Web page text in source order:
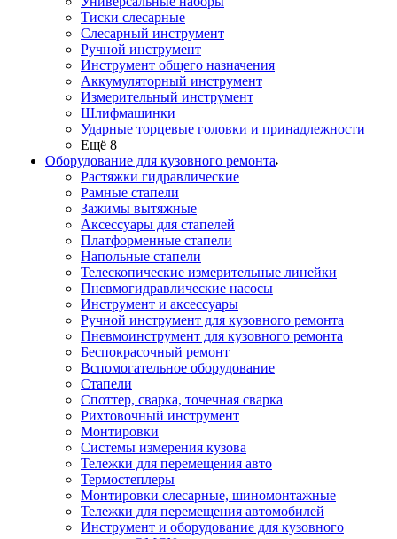
Тиски слесарные
Слесарный инструмент
Ручной инструмент
Инструмент общего назначения
Аккумуляторный инструмент
Измерительный инструмент
Шлифмашинки
Ударные торцевые головки и принадлежности
Ещё 8
Оборудование для кузовного ремонта
Растяжки гидравлические
Рамные стапели
Зажимы вытяжные
Аксессуары для стапелей
Платформенные стапели
Напольные стапели
Телескопические измерительные линейки
Пневмогидравлические насосы
Инструмент и аксессуары
Ручной инструмент для кузовного ремонта
Пневмоинструмент для кузовного ремонта
Беспокрасочный ремонт
Вспомогательное оборудование
Стапели
Споттер, сварка, точечная сварка
Рихтовочный инструмент
Монтировки
Системы измерения кузова
Тележки для перемещения авто
Термостеплеры
Монтировки слесарные, шиномонтажные
Тележки для перемещения автомобилей
Инструмент и оборудование для кузовного